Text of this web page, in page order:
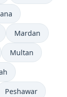
Mardan
Multan
Peshawar